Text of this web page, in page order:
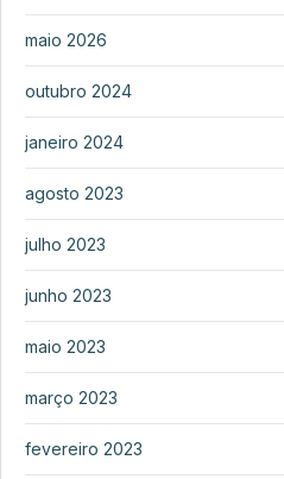
maio 2026
outubro 2024
janeiro 2024
agosto 2023
julho 2023
junho 2023
maio 2023
março 2023
fevereiro 2023